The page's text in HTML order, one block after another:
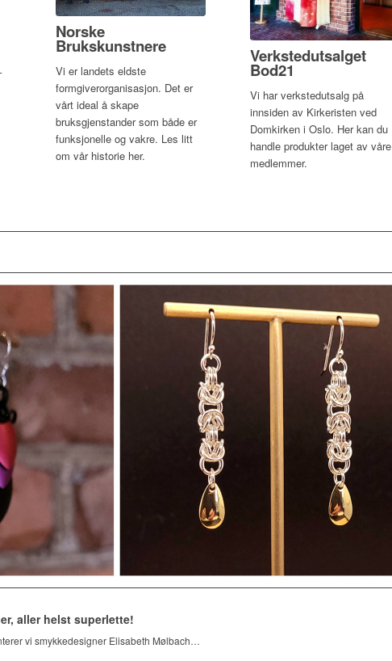
Norske
Brukskunstnere
Vi er landets eldste
formgiverorganisasjon. Det er
vårt ideal å skape
bruksgjenstander som både er
funksjonelle og vakre. Les litt
om vår historie her.
Verkstedutsalget
Bod21
Vi har verkstedutsalg på
innsiden av Kirkeristen ved
Domkirken i Oslo. Her kan du
handle produkter laget av våre
medlemmer.
aller helst superlette!
vi smykkedesigner Elisabeth Mølbach…